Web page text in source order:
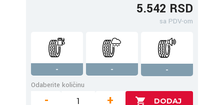
5.542 RSD
sa PDV-om
- -
-
Odaberite količinu
- +